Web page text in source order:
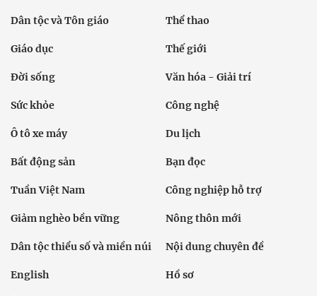
Dân tộc và Tôn giáo Thể thao
Giáo dục Thế giới
Đời sống Văn hóa - Giải trí
Sức khỏe Công nghệ
Ô tô xe máy Du lịch
Bất động sản Bạn đọc
Tuần Việt Nam Công nghiệp hỗ trợ
Giảm nghèo bền vững Nông thôn mới
Dân tộc thiểu số và miền núi Nội dung chuyên đề
English Hồ sơ